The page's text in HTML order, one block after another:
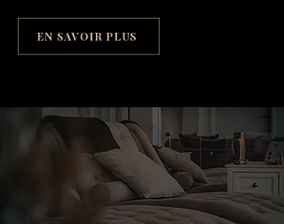
EN SAVOIR PLUS